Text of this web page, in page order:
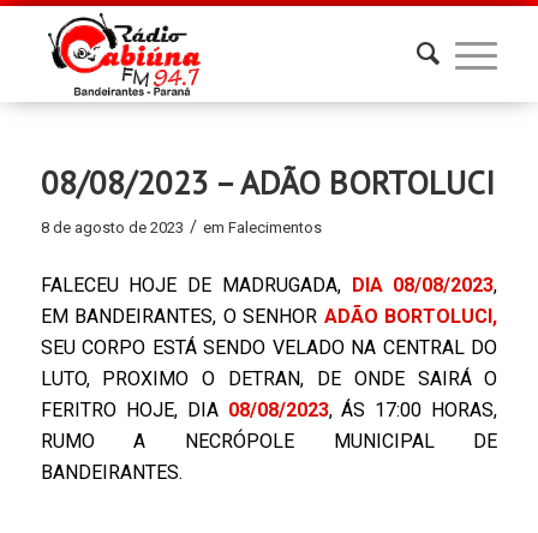
08/08/2023 – ADÃO BORTOLUCI
8 de agosto de 2023 / em Falecimentos
FALECEU HOJE DE MADRUGADA, DIA 08/08/2023,
EM BANDEIRANTES, O SENHOR ADÃO BORTOLUCI,
SEU CORPO ESTÁ SENDO VELADO NA CENTRAL DO
LUTO, PROXIMO O DETRAN, DE ONDE SAIRÁ O
FERITRO HOJE, DIA 08/08/2023, ÁS 17:00 HORAS,
RUMO A NECRÓPOLE MUNICIPAL DE
BANDEIRANTES.